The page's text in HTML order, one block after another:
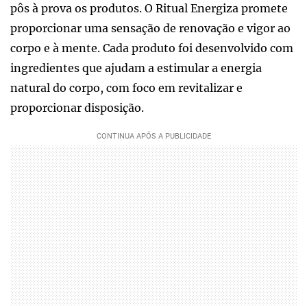
pôs à prova os produtos. O Ritual Energiza promete
proporcionar uma sensação de renovação e vigor ao
corpo e à mente. Cada produto foi desenvolvido com
ingredientes que ajudam a estimular a energia
natural do corpo, com foco em revitalizar e
proporcionar disposição.